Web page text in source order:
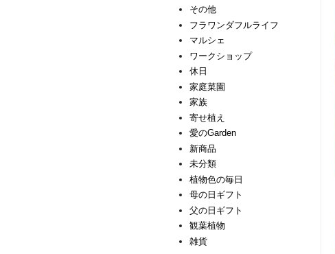
その他
フラワンダフルライフ
マルシェ
ワークショップ
休日
家庭菜園
家族
寄せ植え
愛のGarden
新商品
未分類
植物色の毎日
母の日ギフト
父の日ギフト
観葉植物
雑貨